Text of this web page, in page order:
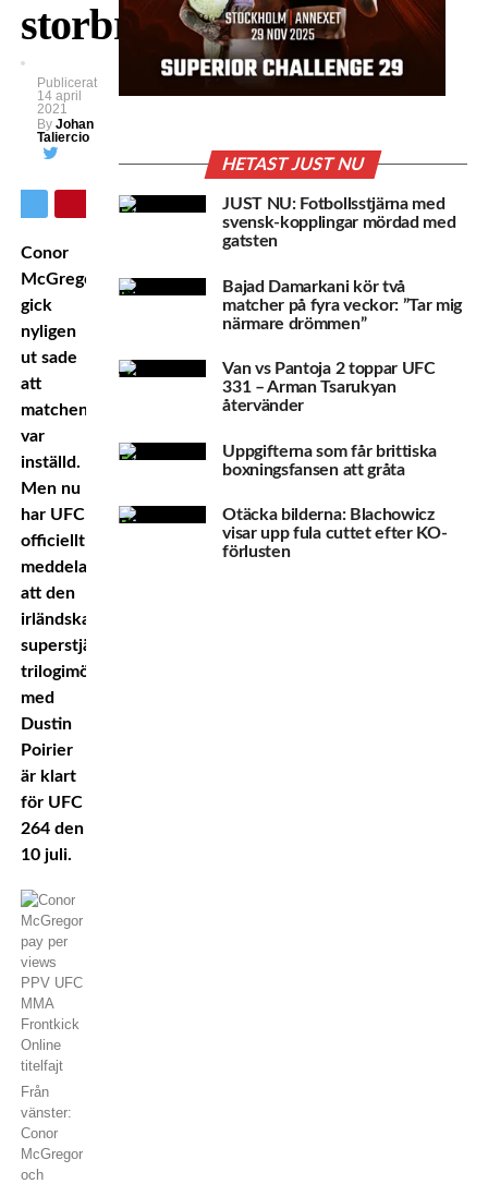
storbråket
Publicerat
14 april
2021
By Johan
Taliercio
Conor
McGregor
gick
nyligen
ut sade
att
matchen
var
inställd.
Men nu
har UFC
officiellt
meddelat
att den
irländska
superstjärnans
trilogimöte
med
Dustin
Poirier
är klart
för UFC
264 den
10 juli.
Från
vänster:
Conor
McGregor
och
HETAST JUST NU
JUST NU: Fotbollsstjärna med
svensk-kopplingar mördad med
gatsten
Bajad Damarkani kör två
matcher på fyra veckor: ”Tar mig
närmare drömmen”
Van vs Pantoja 2 toppar UFC
331 – Arman Tsarukyan
återvänder
Uppgifterna som får brittiska
boxningsfansen att gråta
Otäcka bilderna: Blachowicz
visar upp fula cuttet efter KO-
förlusten